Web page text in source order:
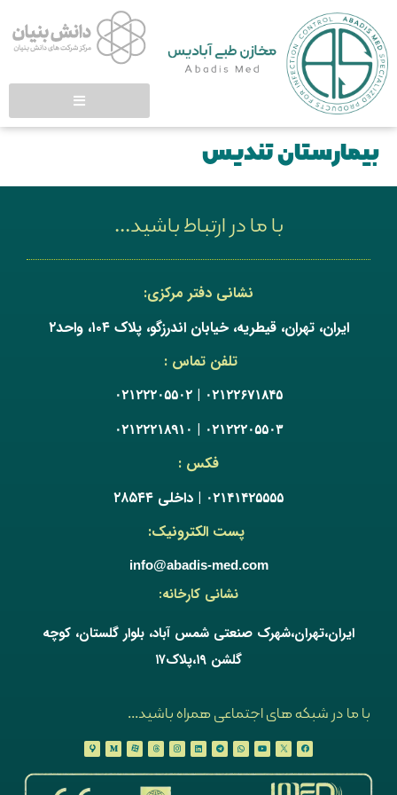
بیمارستان تندیس
با ما در ارتباط باشید...
نشانی دفتر مرکزی:
ایران، تهران، قیطریه، خیابان اندرزگو، پلاک ۱۰۴، واحد۲
تلفن تماس :
۰۲۱۲۲۶۷۱۸۴۵ | ۰۲۱۲۲۲۰۵۵۰۲
۰۲۱۲۲۲۰۵۵۰۳ | ۰۲۱۲۲۲۱۸۹۱۰
فکس :
۰۲۱۴۱۴۲۵۵۵۵ | داخلی ۲۸۵۴۴
پست الکترونیک:
info@abadis-med.com
نشانی کارخانه:
ایران،تهران،شهرک صنعتی شمس آباد، بلوار گلستان، کوچه
گلشن ۱۹،پلاک۱۷
با ما در شبکه های اجتماعی همراه باشید...